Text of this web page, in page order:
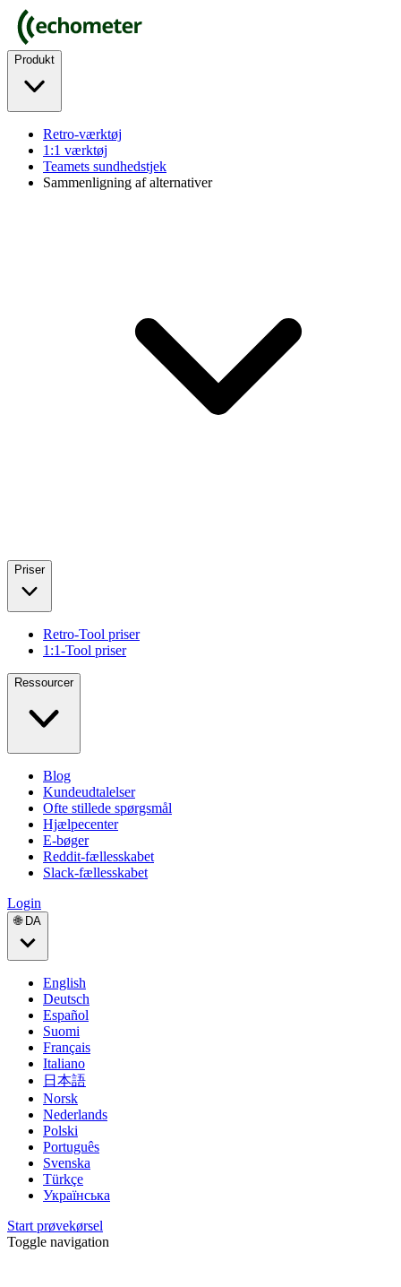
Produkt
Retro-værktøj
1:1 værktøj
Teamets sundhedstjek
Sammenligning af alternativer
Priser
Retro-Tool priser
1:1-Tool priser
Ressourcer
Blog
Kundeudtalelser
Ofte stillede spørgsmål
Hjælpecenter
E-bøger
Reddit-fællesskabet
Slack-fællesskabet
Login
🌐 DA
English
Deutsch
Español
Suomi
Français
Italiano
日本語
Norsk
Nederlands
Polski
Português
Svenska
Türkçe
Українська
Start prøvekørsel
Toggle navigation